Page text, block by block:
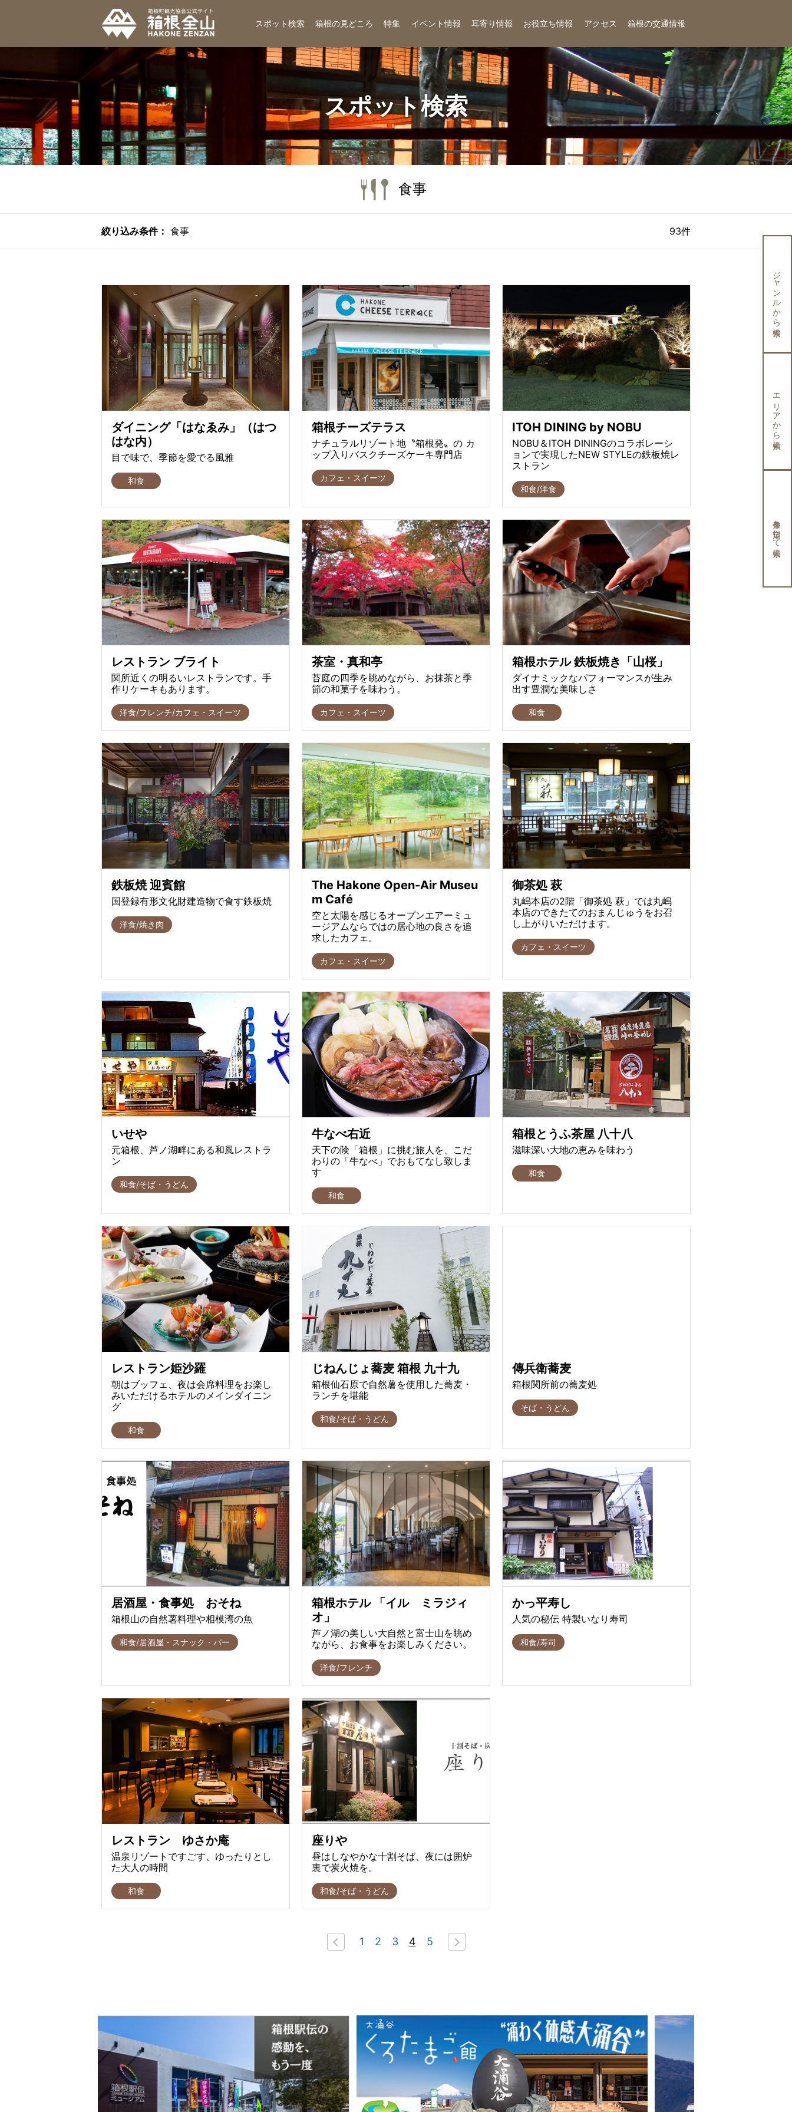
スポット検索 箱根の見どころ 特集 イベント情報 耳寄り情報 お役立ち情報 アクセス 箱根の交通情報
スポット検索
食事
絞り込み条件： 食事 93件
ダイニング「はなゑみ」（はつ
はな内）
目で味で、季節を愛でる風雅
和食
箱根チーズテラス
ナチュラルリゾート地〝箱根発〟の カ
ップ入りバスクチーズケーキ専門店
カフェ・スイーツ
ITOH DINING by NOBU
NOBU＆ITOH DININGのコラボレーシ
ョンで実現したNEW STYLEの鉄板焼レ
ストラン
和食/洋食
レストラン ブライト
関所近くの明るいレストランです。手
作りケーキもあります。
洋食/フレンチ/カフェ・スイーツ
茶室・真和亭
苔庭の四季を眺めながら、お抹茶と季
節の和菓子を味わう。
カフェ・スイーツ
箱根ホテル 鉄板焼き「山桜」
ダイナミックなパフォーマンスが生み
出す豊潤な美味しさ
和食
鉄板焼 迎賓館
国登録有形文化財建造物で食す鉄板焼
洋食/焼き肉
The Hakone Open-Air Museu
m Café
空と太陽を感じるオープンエアーミュ
ージアムならではの居心地の良さを追
求したカフェ。
カフェ・スイーツ
御茶処 萩
丸嶋本店の2階「御茶処 萩」では丸嶋
本店のできたてのおまんじゅうをお召
し上がりいただけます。
カフェ・スイーツ
いせや
元箱根、芦ノ湖畔にある和風レストラ
ン
和食/そば・うどん
牛なべ右近
天下の険「箱根」に挑む旅人を、こだ
わりの「牛なべ」でおもてなし致しま
す
和食
箱根とうふ茶屋 八十八
滋味深い大地の恵みを味わう
和食
レストラン姫沙羅
朝はブッフェ、夜は会席料理をお楽し
みいただけるホテルのメインダイニン
グ
和食
じねんじょ蕎麦 箱根 九十九
箱根仙石原で自然薯を使用した蕎麦・
ランチを堪能
和食/そば・うどん
傳兵衛蕎麦
箱根関所前の蕎麦処
そば・うどん
居酒屋・食事処 おそね
箱根山の自然薯料理や相模湾の魚
和食/居酒屋・スナック・バー
箱根ホテル 「イル ミラジィ
オ」
芦ノ湖の美しい大自然と富士山を眺め
ながら、お食事をお楽しみください。
洋食/フレンチ
かっ平寿し
人気の秘伝 特製いなり寿司
和食/寿司
レストラン ゆさか庵
温泉リゾートですごす、ゆったりとし
た大人の時間
和食
座りや
昼はしなやかな十割そば、夜には囲炉
裏で炭火焼を。
和食/そば・うどん
1 2 3 4 5
ジャンルから検索
エリアから検索
条件を指定して検索